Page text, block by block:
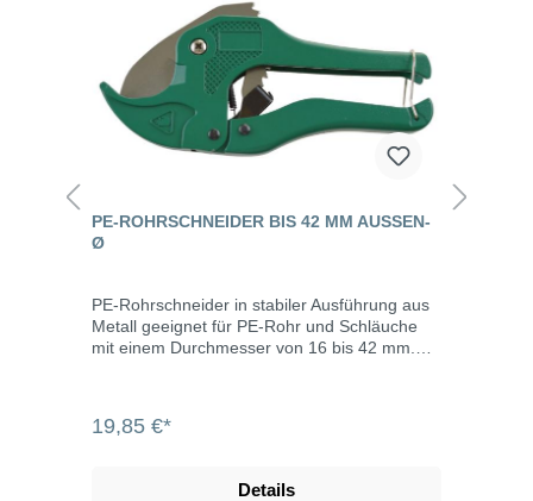
PE-ROHRSCHNEIDER BIS 42 MM AUSSEN-Ø
PE-Rohrschneider in stabiler Ausführung aus
Metall geeignet für PE-Rohr und Schläuche
mit einem Durchmesser von 16 bis 42 mm.
Eigenschaften min.
19,85 €*
Details